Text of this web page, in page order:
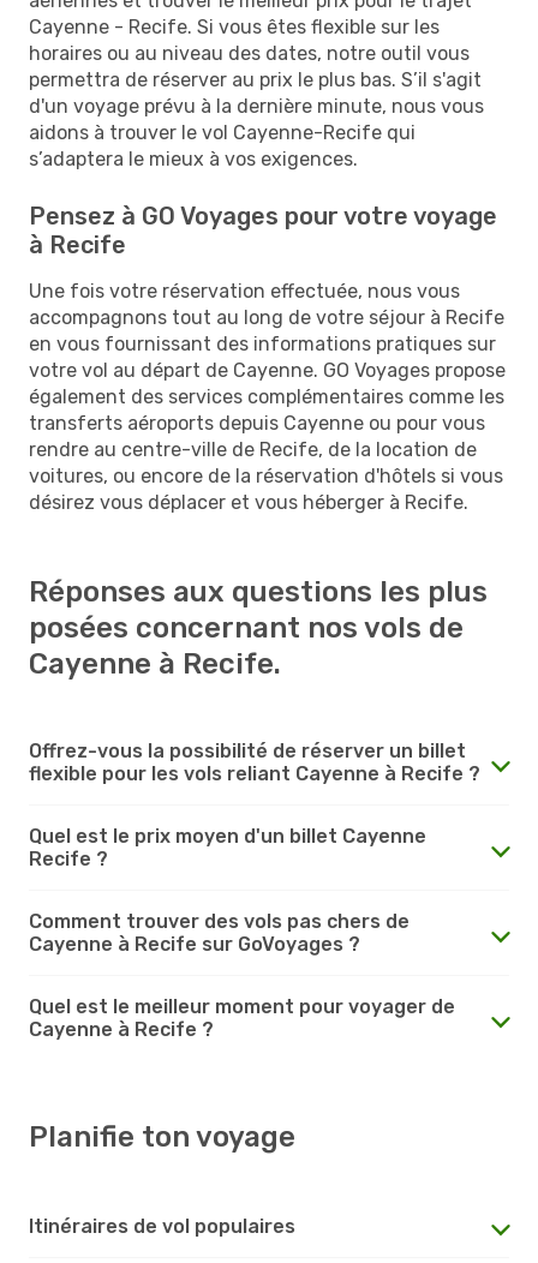
Cayenne - Recife. Si vous êtes flexible sur les
horaires ou au niveau des dates, notre outil vous
permettra de réserver au prix le plus bas. S’il s'agit
d'un voyage prévu à la dernière minute, nous vous
aidons à trouver le vol Cayenne-Recife qui
s’adaptera le mieux à vos exigences.
Pensez à GO Voyages pour votre voyage
à Recife
Une fois votre réservation effectuée, nous vous
accompagnons tout au long de votre séjour à Recife
en vous fournissant des informations pratiques sur
votre vol au départ de Cayenne. GO Voyages propose
également des services complémentaires comme les
transferts aéroports depuis Cayenne ou pour vous
rendre au centre-ville de Recife, de la location de
voitures, ou encore de la réservation d'hôtels si vous
désirez vous déplacer et vous héberger à Recife.
Réponses aux questions les plus
posées concernant nos vols de
Cayenne à Recife.
Offrez-vous la possibilité de réserver un billet
flexible pour les vols reliant Cayenne à Recife ?
Quel est le prix moyen d'un billet Cayenne
Recife ?
Comment trouver des vols pas chers de
Cayenne à Recife sur GoVoyages ?
Quel est le meilleur moment pour voyager de
Cayenne à Recife ?
Planifie ton voyage
Itinéraires de vol populaires